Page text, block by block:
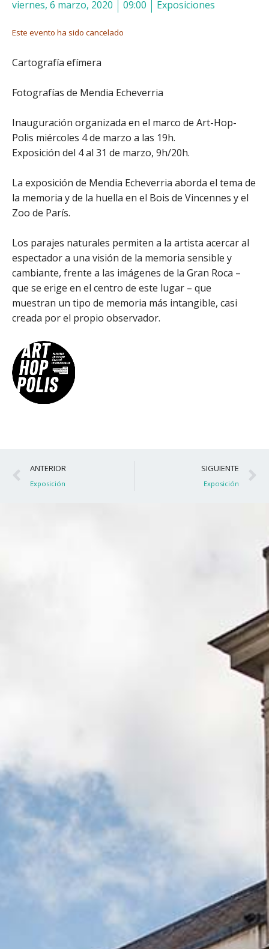
viernes, 6 marzo, 2020 09:00 Exposiciones
Este evento ha sido cancelado
Cartografía efímera
Fotografías de Mendia Echeverria
Inauguración organizada en el marco de Art-Hop-
Polis miércoles 4 de marzo a las 19h.
Exposición del 4 al 31 de marzo, 9h/20h.
La exposición de Mendia Echeverria aborda el tema de
la memoria y de la huella en el Bois de Vincennes y el
Zoo de París.
Los parajes naturales permiten a la artista acercar al
espectador a una visión de la memoria sensible y
cambiante, frente a las imágenes de la Gran Roca –
que se erige en el centro de este lugar – que
muestran un tipo de memoria más intangible, casi
creada por el propio observador.
Ant
ANTERIOR
Exposición
SIGUIENTE
Exposición